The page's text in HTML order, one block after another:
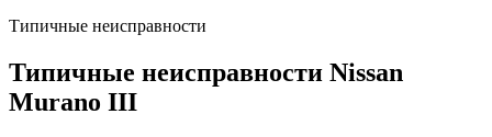
Типичные неисправности
Типичные неисправности Nissan
Murano III